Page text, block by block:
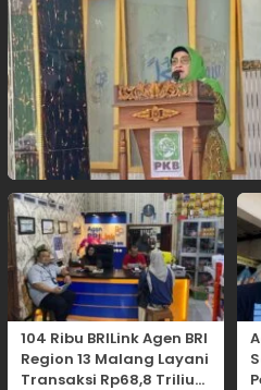
104 Ribu BRILink Agen BRI
Region 13 Malang Layani
Transaksi Rp68,8 Triliun,